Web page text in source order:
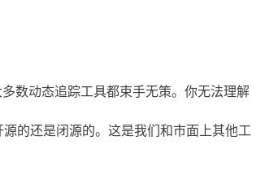
数动态追踪工具都束手无策。你无法理解
的还是闭源的。这是我们和市面上其他工